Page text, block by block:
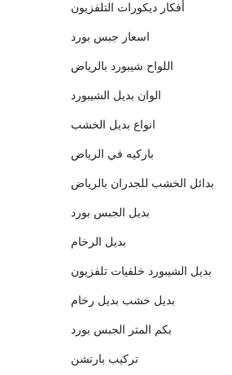
أفكار ديكورات التلفزيون
اسعار جبس بورد
اللواح شيبورد بالرياض
الوان بديل الشيبورد
انواع بديل الخشب
باركيه في الرياض
بدائل الخشب للجدران بالرياض
بديل الجبس بورد
بديل الرخام
بديل الشيبورد خلفيات تلفزيون
بديل خشب بديل رخام
بكم المتر الجبس بورد
تركيب بارتشن